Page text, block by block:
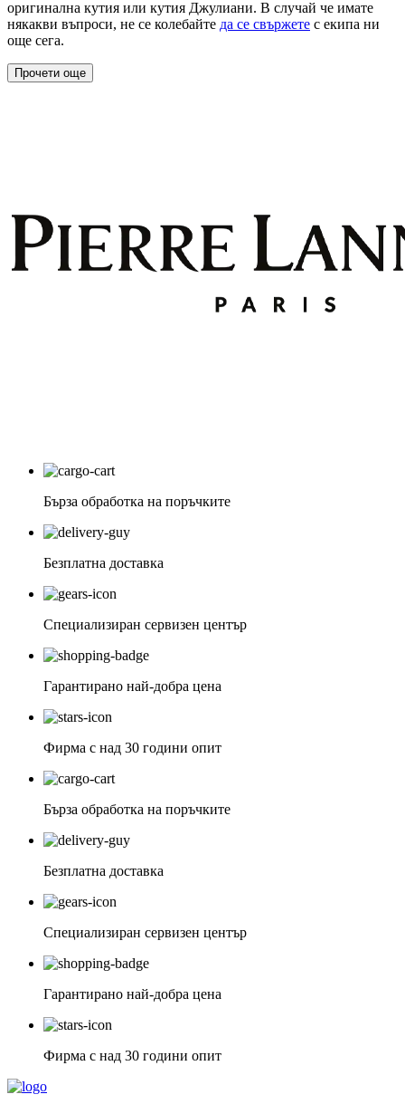
оригинална кутия или кутия Джулиани. В случай че имате
някакви въпроси, не се колебайте да се свържете с екипа ни
още сега.
Прочети още
Бърза обработка на поръчките
Безплатна доставка
Специализиран сервизен център
Гарантирано най-добра цена
Фирма с над 30 години опит
Бърза обработка на поръчките
Безплатна доставка
Специализиран сервизен център
Гарантирано най-добра цена
Фирма с над 30 години опит